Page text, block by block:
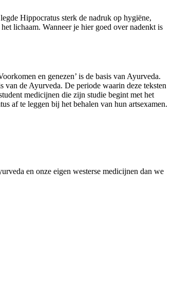
Hippocratus sterk de nadruk op hygiëne,
lichaam. Wanneer je hier goed over nadenkt is
en genezen’ is de basis van Ayurveda.
van de Ayurveda. De periode waarin deze teksten
medicijnen die zijn studie begint met het
af te leggen bij het behalen van hun artsexamen.
en onze eigen westerse medicijnen dan we